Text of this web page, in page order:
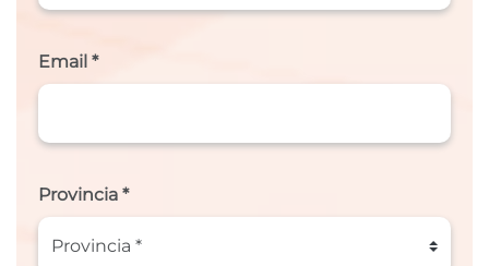
Email *
Provincia *